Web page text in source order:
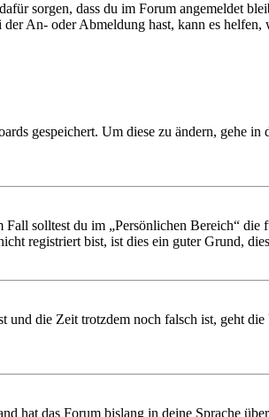
sorgen, dass du im Forum angemeldet
An- oder Abmeldung hast, kann es
gespeichert. Um diese zu ändern, gehe
solltest du im „Persönlichen Bereich“
registriert bist, ist dies ein guter Grund,
die Zeit trotzdem noch falsch ist, geht
hat das Forum bislang in deine Sprache